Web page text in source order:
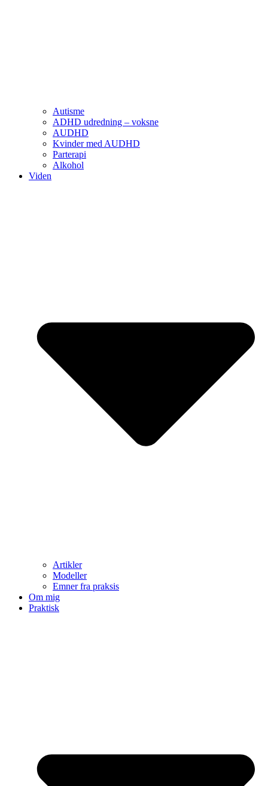
Autisme
ADHD udredning – voksne
AUDHD
Kvinder med AUDHD
Parterapi
Alkohol
Viden
Artikler
Modeller
Emner fra praksis
Om mig
Praktisk